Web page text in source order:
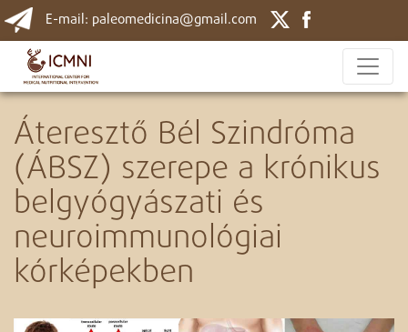
E-mail: paleomedicina@gmail.com
Áteresztő Bél Szindróma
(ÁBSZ) szerepe a krónikus
belgyógyászati és
neuroimmunológiai
kórképekben